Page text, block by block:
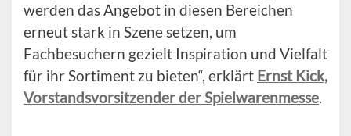
werden das Angebot in diesen Bereichen
erneut stark in Szene setzen, um
Fachbesuchern gezielt Inspiration und Vielfalt
für ihr Sortiment zu bieten“, erklärt Ernst Kick,
Vorstandsvorsitzender der Spielwarenmesse.